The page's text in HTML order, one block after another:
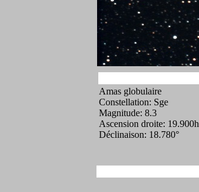
Amas globulaire
Constellation: Sge
Magnitude: 8.3
Ascension droite: 19.900h
Déclinaison: 18.780°